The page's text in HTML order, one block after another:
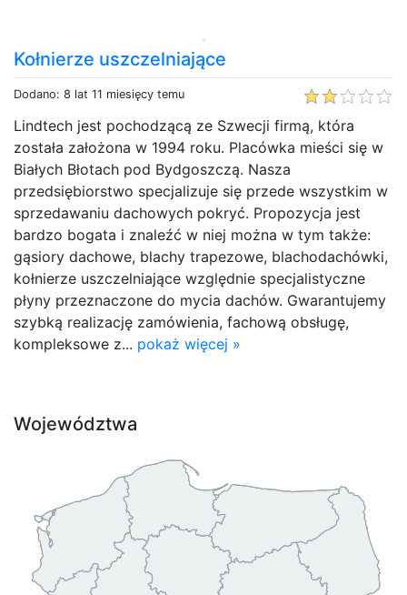
Kołnierze uszczelniające
Dodano: 8 lat 11 miesięcy temu
Lindtech jest pochodzącą ze Szwecji firmą, która
została założona w 1994 roku. Placówka mieści się w
Białych Błotach pod Bydgoszczą. Nasza
przedsiębiorstwo specjalizuje się przede wszystkim w
sprzedawaniu dachowych pokryć. Propozycja jest
bardzo bogata i znaleźć w niej można w tym także:
gąsiory dachowe, blachy trapezowe, blachodachówki,
kołnierze uszczelniające względnie specjalistyczne
płyny przeznaczone do mycia dachów. Gwarantujemy
szybką realizację zamówienia, fachową obsługę,
kompleksowe z... pokaż więcej »
Województwa